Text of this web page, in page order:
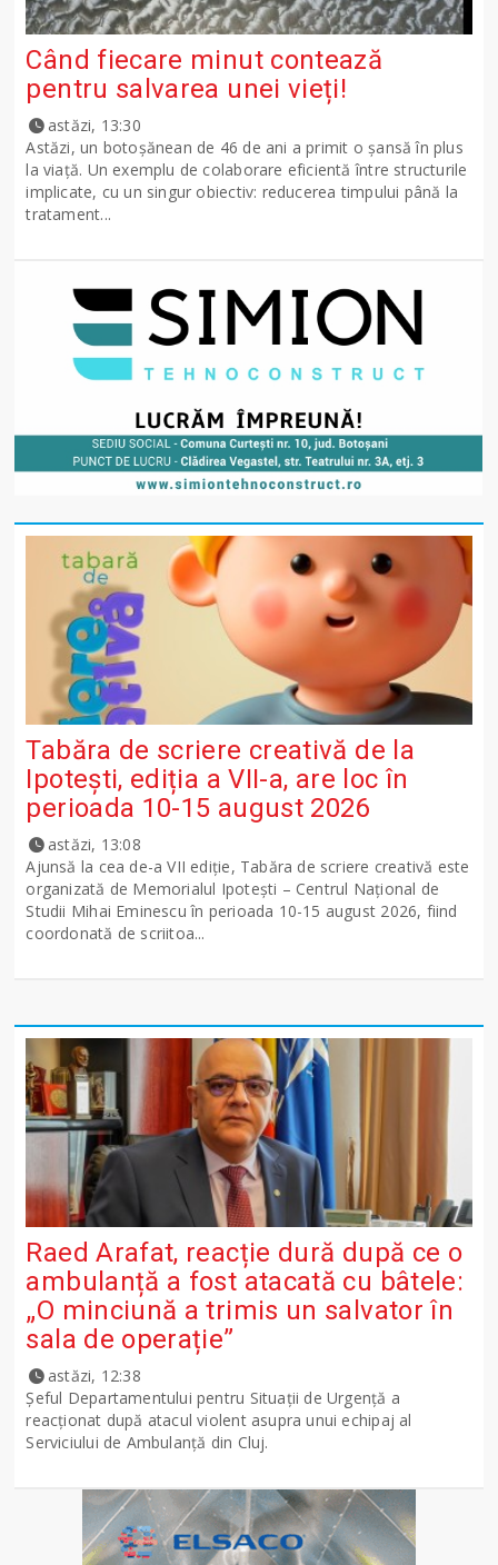
Când fiecare minut contează
pentru salvarea unei vieți!
astăzi, 13:30
Astăzi, un botoșănean de 46 de ani a primit o șansă în plus
la viață. Un exemplu de colaborare eficientă între structurile
implicate, cu un singur obiectiv: reducerea timpului până la
tratament...
Tabăra de scriere creativă de la
Ipotești, ediția a VII-a, are loc în
perioada 10-15 august 2026
astăzi, 13:08
Ajunsă la cea de-a VII ediție, Tabăra de scriere creativă este
organizată de Memorialul Ipotești – Centrul Național de
Studii Mihai Eminescu în perioada 10-15 august 2026, fiind
coordonată de scriitoa...
Raed Arafat, reacție dură după ce o
ambulanță a fost atacată cu bâtele:
„O minciună a trimis un salvator în
sala de operație”
astăzi, 12:38
Șeful Departamentului pentru Situații de Urgență a
reacționat după atacul violent asupra unui echipaj al
Serviciului de Ambulanță din Cluj.